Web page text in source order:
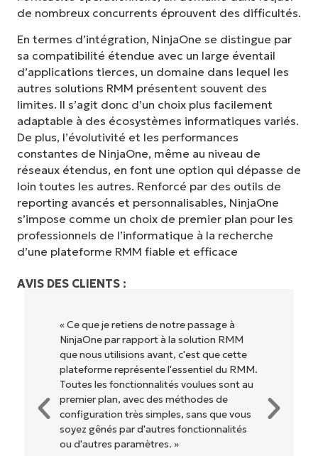
de nombreux concurrents éprouvent des difficultés.
En termes d’intégration, NinjaOne se distingue par
sa compatibilité étendue avec un large éventail
d’applications tierces, un domaine dans lequel les
autres solutions RMM présentent souvent des
limites. Il s’agit donc d’un choix plus facilement
adaptable à des écosystèmes informatiques variés.
De plus, l’évolutivité et les performances
constantes de NinjaOne, même au niveau de
réseaux étendus, en font une option qui dépasse de
loin toutes les autres. Renforcé par des outils de
reporting avancés et personnalisables, NinjaOne
s’impose comme un choix de premier plan pour les
professionnels de l’informatique à la recherche
d’une plateforme RMM fiable et efficace
AVIS DES CLIENTS :
« Ce que je retiens de notre passage à
NinjaOne par rapport à la solution RMM
que nous utilisions avant, c'est que cette
plateforme représente l'essentiel du RMM.
Toutes les fonctionnalités voulues sont au
premier plan, avec des méthodes de
configuration très simples, sans que vous
soyez gênés par d'autres fonctionnalités
ou d'autres paramètres. »